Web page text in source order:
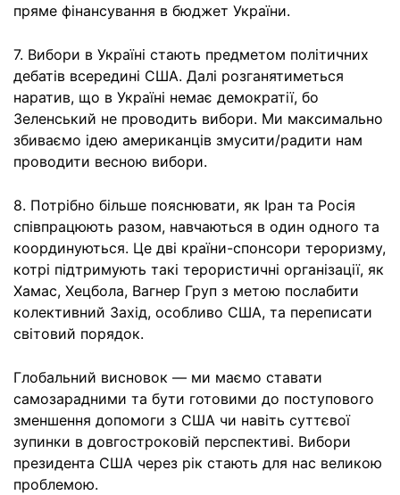
пряме фінансування в бюджет України.
7. Вибори в Україні стають предметом політичних
дебатів всередині США. Далі розганятиметься
наратив, що в Україні немає демократії, бо
Зеленський не проводить вибори. Ми максимально
збиваємо ідею американців змусити/радити нам
проводити весною вибори.
8. Потрібно більше пояснювати, як Іран та Росія
співпрацюють разом, навчаються в один одного та
координуються. Це дві країни-спонсори тероризму,
котрі підтримують такі терористичні організації, як
Хамас, Хецбола, Вагнер Груп з метою послабити
колективний Захід, особливо США, та переписати
світовий порядок.
Глобальний висновок — ми маємо ставати
самозарадними та бути готовими до поступового
зменшення допомоги з США чи навіть суттєвої
зупинки в довгостроковій перспективі. Вибори
президента США через рік стають для нас великою
проблемою.